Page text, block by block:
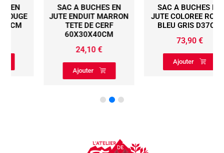
SAC A BUCHES EN
JUTE ENDUIT MARRON
TETE DE CERF
60X30X40CM
SAC A BUCHES EN
JUTE COLOREE ROUGE
BLEU GRIS D37CM